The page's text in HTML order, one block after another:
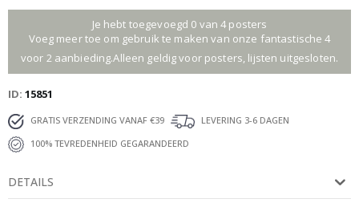
Je hebt toegevoegd 0 van 4 posters
Voeg meer toe om gebruik te maken van onze fantastische 4
voor 2 aanbieding.Alleen geldig voor posters, lijsten uitgesloten.
ID 15851
GRATIS VERZENDING VANAF €39
LEVERING 3-6 DAGEN
100% TEVREDENHEID GEGARANDEERD
DETAILS